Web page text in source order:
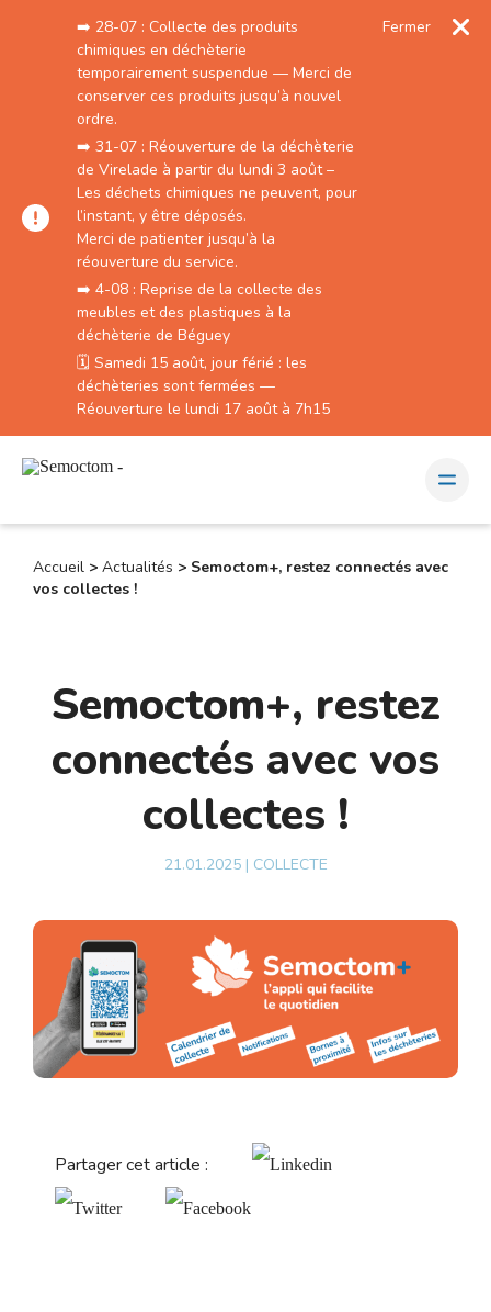
➡️ 28-07 : Collecte des produits
chimiques en déchèterie
temporairement suspendue — Merci de
conserver ces produits jusqu’à nouvel
ordre.
➡️ 31-07 : Réouverture de la déchèterie
de Virelade à partir du lundi 3 août –
Les déchets chimiques ne peuvent, pour
l’instant, y être déposés.
Merci de patienter jusqu’à la
réouverture du service.
➡️ 4-08 : Reprise de la collecte des
meubles et des plastiques à la
déchèterie de Béguey
🗓️ Samedi 15 août, jour férié : les
déchèteries sont fermées —
Réouverture le lundi 17 août à 7h15
Fermer
Accueil > Actualités > Semoctom+, restez connectés avec
vos collectes !
Semoctom+, restez
connectés avec vos
collectes !
21.01.2025 | COLLECTE
Partager cet article :